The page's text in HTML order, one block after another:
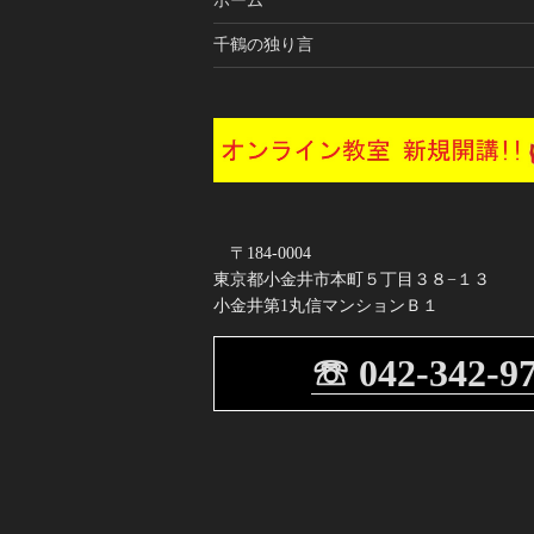
ョ
ン
千鶴の独り言
〒184-0004
東京都小金井市本町５丁目３８−１３
小金井第1丸信マンションＢ１
☏ 042-342-